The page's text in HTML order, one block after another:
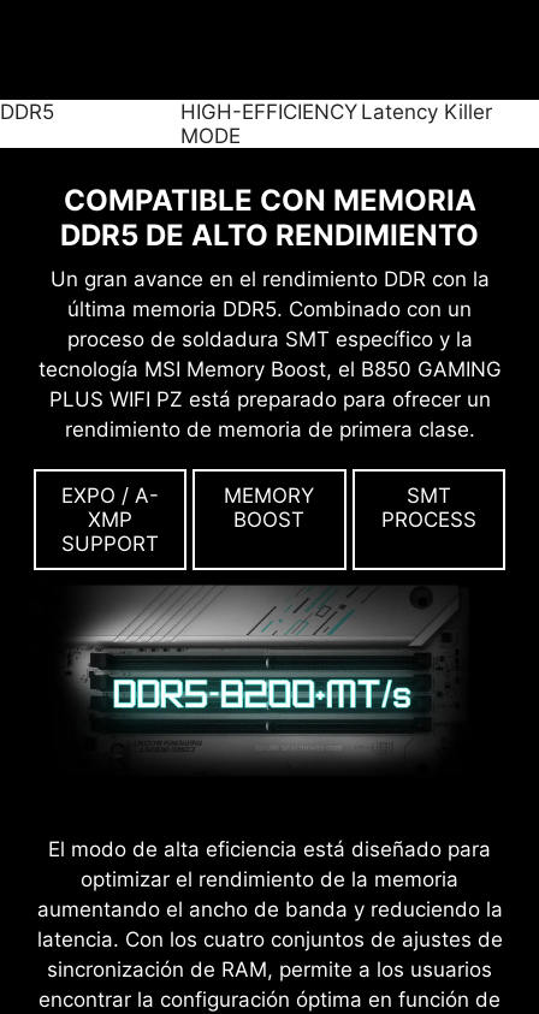
DDR5
HIGH-EFFICIENCY
MODE
Latency Killer
COMPATIBLE CON MEMORIA
DDR5 DE ALTO RENDIMIENTO
Un gran avance en el rendimiento DDR con la
última memoria DDR5. Combinado con un
proceso de soldadura SMT específico y la
tecnología MSI Memory Boost, el B850 GAMING
PLUS WIFI PZ está preparado para ofrecer un
rendimiento de memoria de primera clase.
EXPO / A-
XMP
SUPPORT
MEMORY
BOOST
SMT
PROCESS
El modo de alta eficiencia está diseñado para
optimizar el rendimiento de la memoria
aumentando el ancho de banda y reduciendo la
latencia. Con los cuatro conjuntos de ajustes de
sincronización de RAM, permite a los usuarios
encontrar la configuración óptima en función de